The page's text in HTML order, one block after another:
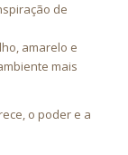
de
amarelo e
mais
o poder e a